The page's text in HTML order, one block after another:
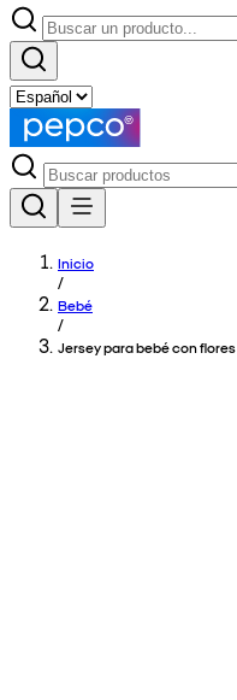
Inicio
/
Bebé
/
Jersey para bebé con flores